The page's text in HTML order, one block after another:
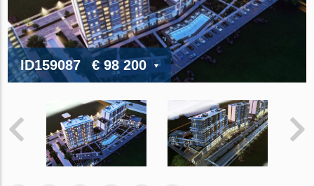
ID159087 € 98 200